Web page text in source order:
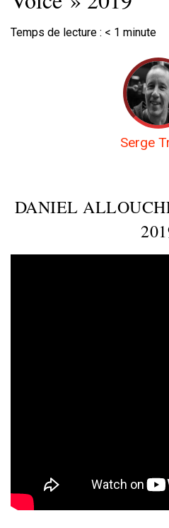
Temps de lecture : < 1 minute
Serge
DANIEL